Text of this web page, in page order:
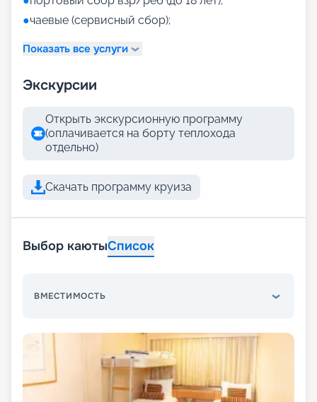
●чаевые (сервисный сбор);
Показать все услуги
Экскурсии
Открыть экскурсионную программу
(оплачивается на борту теплохода
отдельно)
Скачать программу круиза
Выбор каютыСписок
ВМЕСТИМОСТЬ